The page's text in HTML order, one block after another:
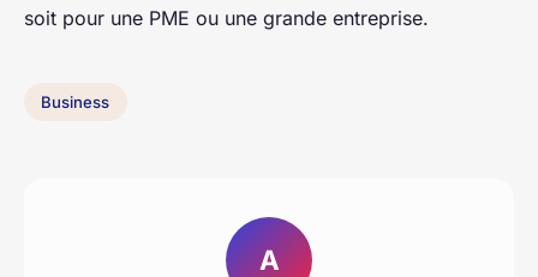
soit pour une PME ou une grande entreprise.
Business
A